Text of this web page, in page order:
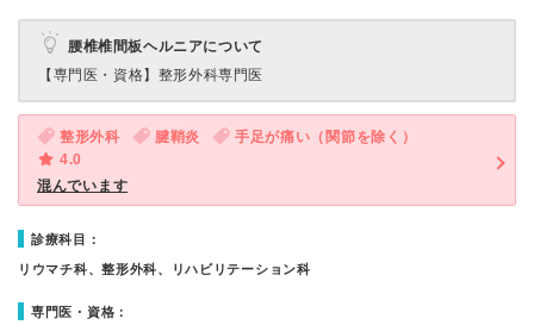
腰椎椎間板ヘルニアについて
【専門医・資格】 整形外科専門医
整形外科 腱鞘炎
手足が痛い（関節を除く）
4.0
混んでいます
診療科目：
リウマチ科、整形外科、リハビリテーション科
専門医・資格：